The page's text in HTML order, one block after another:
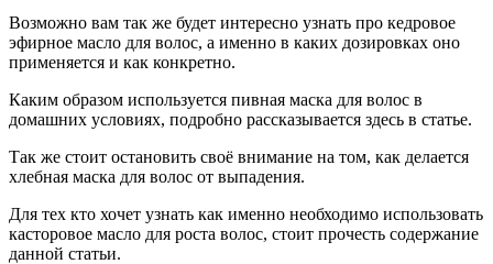
Возможно вам так же будет интересно узнать про кедровое
эфирное масло для волос, а именно в каких дозировках оно
применяется и как конкретно.
Каким образом используется пивная маска для волос в
домашних условиях, подробно рассказывается здесь в статье.
Так же стоит остановить своё внимание на том, как делается
хлебная маска для волос от выпадения.
Для тех кто хочет узнать как именно необходимо использовать
касторовое масло для роста волос, стоит прочесть содержание
данной статьи.